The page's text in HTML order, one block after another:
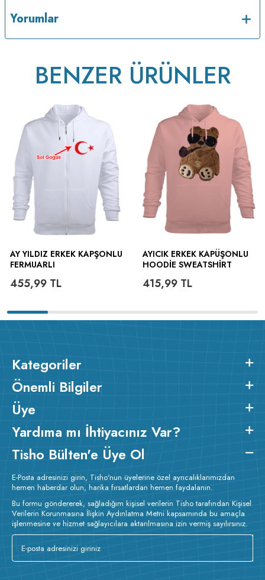
Yorumlar
BENZER ÜRÜNLER
AY YILDIZ ERKEK KAPŞONLU
FERMUARLI
455,99 TL
AYICIK ERKEK KAPÜŞONLU
HOODIE SWEATSHIRT
415,99TL
Kategoriler
Önemli Bilgiler
Üye
Yardıma mı İhtiyacınız Var?
Tisho Bülten'e Üye Ol
E-Posta adresinizi girin, Tisho'nun üyelerine özel ayrıcalıklarımızdan
hemen haberdar olun, harika fırsatlardan hemen faydalanın.
Bu formu göndererek, sağladığım kişisel verilerin Tisho tarafından Kişisel
Verilerin Korunmasına İlişkin Aydınlatma Metni kapsamında bu amaçla
işlenmesine ve hizmet sağlayıcılara aktarılmasına izin vermiş sayılırsınız.